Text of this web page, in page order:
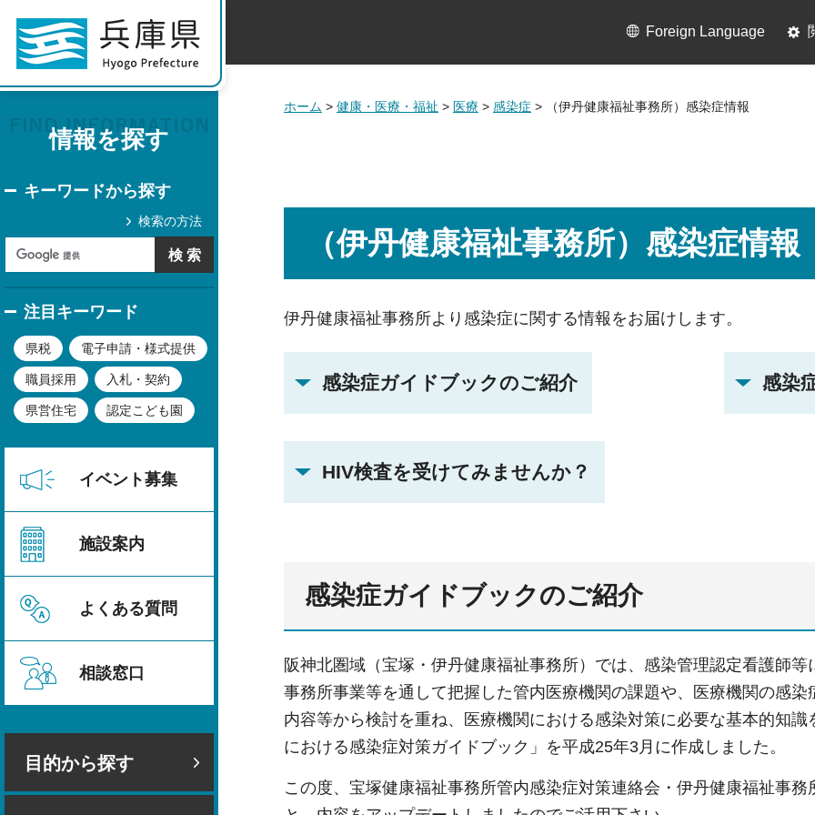
情報を探す
キーワードから探す
検索の方法
注目キーワード
県税 電子申請・様式提供
職員採用 入札・契約
県営住宅 認定こども園
イベント募集
施設案内
よくある質問
相談窓口
目的から探す
Foreign Language
ホーム > 健康・医療・福祉 > 医療 > 感染症 > （伊丹健康福祉事務所）感染症情報
（伊丹健康福祉事務所）感染症情報
伊丹健康福祉事務所より感染症に関する情報をお届けします。
感染症ガイドブックのご紹介
HIV検査を受けてみませんか？
感染
感染症ガイドブックのご紹介
阪神北圏域（宝塚・伊丹健康福祉事務所）では、感染管理認定看護師
事務所事業等を通して把握した管内医療機関の課題や、医療機関の感
内容等から検討を重ね、医療機関における感染対策に必要な基本的知
における感染症対策ガイドブック」を平成25年3月に作成しました。
この度、宝塚健康福祉事務所管内感染症対策連絡会・伊丹健康福祉事